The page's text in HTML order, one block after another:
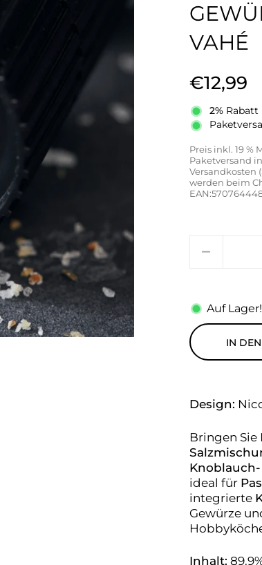
VAHÉ
€12,99
2%Rabatt
Preis inkl. 19 %
Paketversand
Versandkosten
werden beim
Auf
IN
Design:
Bringen Sie
ideal für
integrierte
Gewürze
Inhalt: